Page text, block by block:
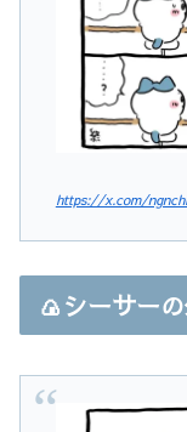
https://x.com/
🍙シーサー